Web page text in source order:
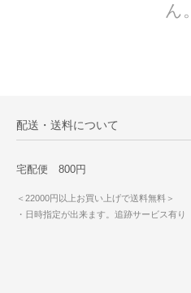
ん。
配送・送料について
宅配便 800円
＜22000円以上お買い上げで送料無料＞
・日時指定が出来ます。追跡サービス有り